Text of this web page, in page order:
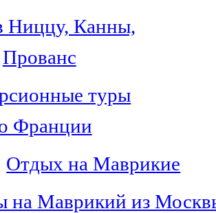
Ниццу, Канны,
Прованс
туры
Франции
Отдых на Маврикие
на Маврикий из